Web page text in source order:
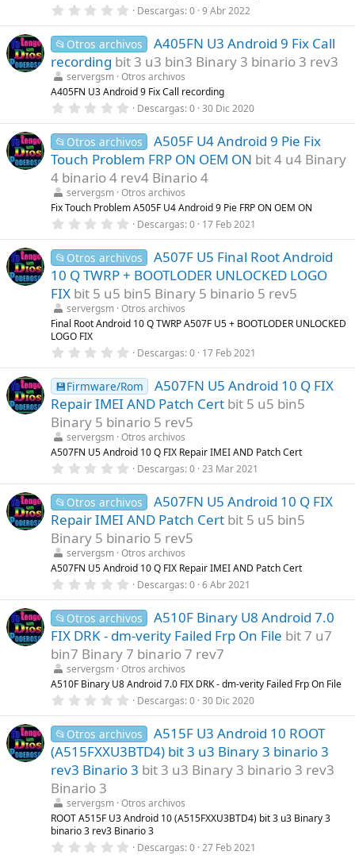
l
a
(
s
)
0
0
0
e
s
t
r
e
l
a
(
s
)
Descargas 0 9 Abr 2022
📂Otros archivos
A405FN U3 Android 9 Fix Call
recording bit 3 u3 bin3 Binary 3 binario 3 rev3
servergsm Otros archivos
A405FN U3 Android 9 Fix Call recording
0
0
0
e
s
t
r
e
l
a
(
s
)
Descargas 0 30 Dic 2020
📂Otros archivos
A505F U4 Android 9 Pie Fix
Touch Problem FRP ON OEM ON bit 4 u4 Binary
4 binario 4 rev4 Binario 4
servergsm Otros archivos
Fix Touch Problem A505F U4 Android 9 Pie FRP ON OEM ON
0
0
0
e
s
t
r
e
l
s
)
Descargas 0 17 Feb 2021
📂Otros archivos
A507F U5 Final Root Android
10 Q TWRP + BOOTLODER UNLOCKED LOGO
FIX bit 5 u5 bin5 Binary 5 binario 5 rev5
servergsm Otros archivos
Final Root Android 10 Q TWRP A507F U5 + BOOTLODER UNLOCKED
LOGO FIX
0
0
0
e
s
t
r
e
l
a
(
s
)
Descargas 0 17 Feb 2021
💾Firmware/Rom
A507FN U5 Android 10 Q FIX
Repair IMEI AND Patch Cert bit 5 u5 bin5
Binary 5 binario 5 rev5
servergsm Otros archivos
A507FN U5 Android 10 Q FIX Repair IMEI AND Patch Cert
0
0
0
e
s
t
r
e
l
a
(
s
)
Descargas 0 23 Mar 2021
📂Otros archivos
A507FN U5 Android 10 Q FIX
Repair IMEI AND Patch Cert bit 5 u5 bin5
Binary 5 binario 5 rev5
servergsm Otros archivos
A507FN U5 Android 10 Q FIX Repair IMEI AND Patch Cert
0
0
0
e
s
t
r
e
l
a
(
s
)
Descargas 0 6 Abr 2021
📂Otros archivos
A510F Binary U8 Android 7.0
FIX DRK - dm-verity Failed Frp On File bit 7 u7
bin7 Binary 7 binario 7 rev7
servergsm Otros archivos
A510F Binary U8 Android 7.0 FIX DRK - dm-verity Failed Frp On File
0
0
0
e
s
t
r
l
l
a
(
s
Descargas 0 30 Dic 2020
📂Otros archivos
A515F U3 Android 10 ROOT
(A515FXXU3BTD4) bit 3 u3 Binary 3 binario 3
rev3 Binario 3 bit 3 u3 Binary 3 binario 3 rev3
Binario 3
servergsm Otros archivos
ROOT A515F U3 Android 10 (A515FXXU3BTD4) bit 3 u3 Binary 3
binario 3 rev3 Binario 3
0 Descargas 0 27 Feb 2021